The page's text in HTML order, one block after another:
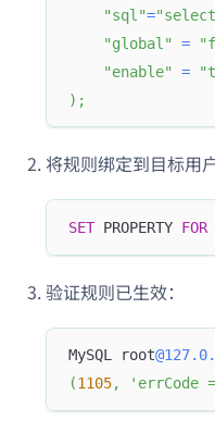
"sql"=
"global"
=
"enable"
=
) ;
将规则绑定到目标用户
SET PROPERTY FOR
验证规则已生效：
MySQL root
(1105, 'errCode